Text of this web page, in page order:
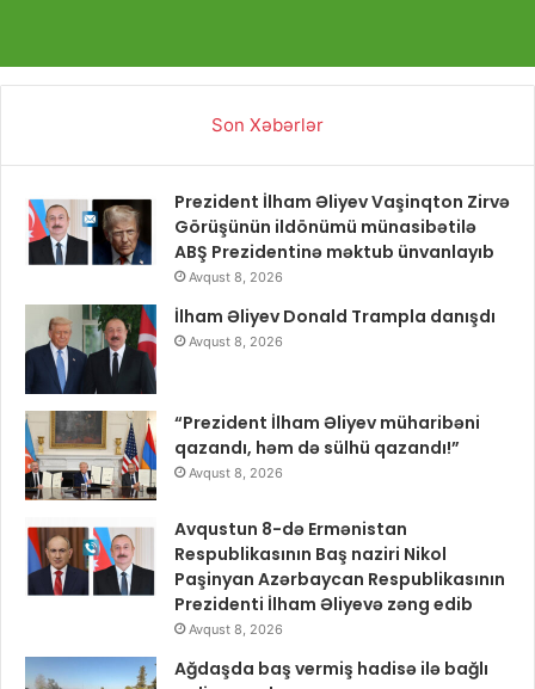
Son Xəbərlər
Prezident İlham Əliyev Vaşinqton Zirvə
Görüşünün ildönümü münasibətilə
ABŞ Prezidentinə məktub ünvanlayıb
Avqust 8, 2026
İlham Əliyev Donald Trampla danışdı
Avqust 8, 2026
“Prezident İlham Əliyev müharibəni
qazandı, həm də sülhü qazandı!”
Avqust 8, 2026
Avqustun 8-də Ermənistan
Respublikasının Baş naziri Nikol
Paşinyan Azərbaycan Respublikasının
Prezidenti İlham Əliyevə zəng edib
Avqust 8, 2026
Ağdaşda baş vermiş hadisə ilə bağlı